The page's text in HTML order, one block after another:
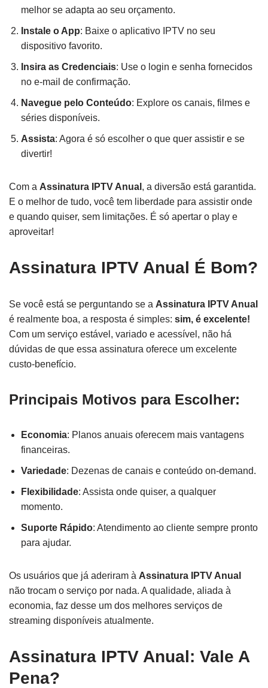
melhor se adapta ao seu orçamento.
Instale o App: Baixe o aplicativo IPTV no seu
dispositivo favorito.
Insira as Credenciais: Use o login e senha fornecidos
no e-mail de confirmação.
Navegue pelo Conteúdo: Explore os canais, filmes e
séries disponíveis.
Assista: Agora é só escolher o que quer assistir e se
divertir!
Com a Assinatura IPTV Anual , a diversão está garantida.
E o melhor de tudo, você tem liberdade para assistir onde
e quando quiser, sem limitações. É só apertar o play e
aproveitar!
Assinatura IPTV Anual É Bom?
Se você está se perguntando se a Assinatura IPTV Anual
é realmente boa, a resposta é simples: sim, é excelente!
Com um serviço estável, variado e acessível, não há
dúvidas de que essa assinatura oferece um excelente
custo-benefício.
Principais Motivos para Escolher:
Economia: Planos anuais oferecem mais vantagens
financeiras.
Variedade: Dezenas de canais e conteúdo on-demand.
Flexibilidade: Assista onde quiser, a qualquer
momento.
Suporte Rápido: Atendimento ao cliente sempre pronto
para ajudar.
Os usuários que já aderiram à Assinatura IPTV Anual
não trocam o serviço por nada. A qualidade, aliada à
economia, faz desse um dos melhores serviços de
streaming disponíveis atualmente.
Assinatura IPTV Anual: Vale A
Pena?